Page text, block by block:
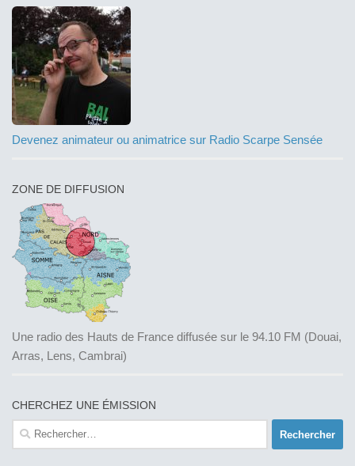
Devenez animateur ou animatrice sur Radio Scarpe Sensée
ZONE DE DIFFUSION
Une radio des Hauts de France diffusée sur le 94.10 FM (Douai,
Arras, Lens, Cambrai)
CHERCHEZ UNE ÉMISSION
Rechercher :